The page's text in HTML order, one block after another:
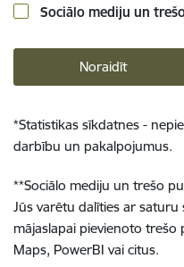
Sociālo mediju un
Noraidīt
*Statistikas sīkdatnes -
darbību un pakalpojumus.
**Sociālo mediju un trešo
Jūs varētu dalīties ar saturu
mājaslapai pievienoto
Maps, PowerBI vai citus.